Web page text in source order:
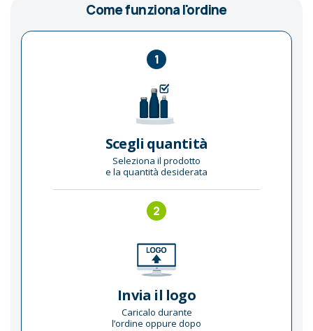
Come funziona l'ordine
1
Scegli quantità
Seleziona il prodotto
e la quantità desiderata
2
Invia il logo
Caricalo durante
l’ordine oppure dopo